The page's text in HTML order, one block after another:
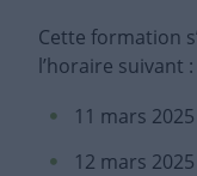
Cette formation
l’horaire suivant :
11 mars
12 mars